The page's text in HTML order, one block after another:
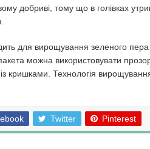
добриві, тому що в голівках
для вирощування зеленого
можна використовувати
із кришками. Технологія
Twitter Pinterest